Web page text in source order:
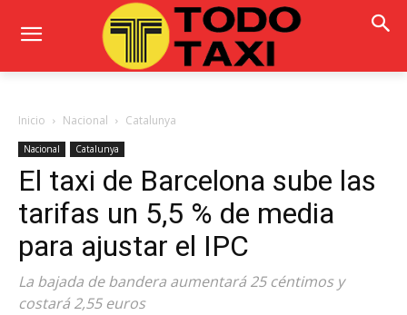
Inicio Nacional Catalunya
Nacional Catalunya
El taxi de Barcelona sube las
tarifas un 5,5 % de media
para ajustar el IPC
La bajada de bandera aumentará 25 céntimos y
costará 2,55 euros